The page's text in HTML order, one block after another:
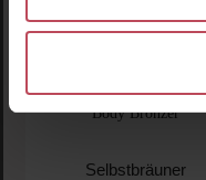
Insta Glow
Body Bronzer
Selbstbräuner